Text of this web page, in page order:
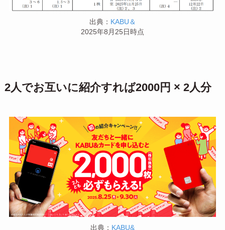
出典： KABU＆
2025年8月25日時点
2人でお互いに紹介すれば2000円 × 2人分
出典： KABU&